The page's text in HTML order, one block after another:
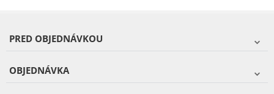
PRED OBJEDNÁVKOU
OBJEDNÁVKA